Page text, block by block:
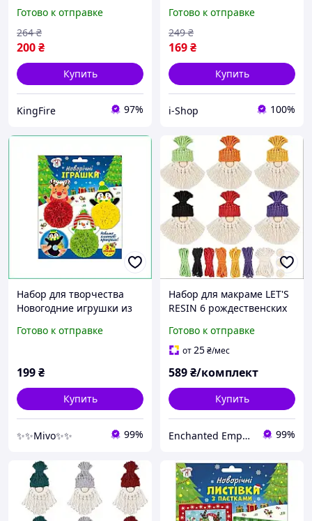
набор для творчества
самодельные открытки
FIR41_R
Готово к отправке
200₴
264 ₴
Купить
KingFire 97%
узорами для новогоднего
творчества
Готово к отправке
169₴
249 ₴
Купить
i-Shop 100%
Набор для творчества
Новогодние игрушки из
руками комплект
Готово к отправке
199₴
Купить
✨✨Mivo✨✨ 99%
Набор для макраме LET'S
RESIN 6 рождественских
DIY комплект для
творчества
Готово к отправке
от25₴/мес
589₴/комплект
Купить
Enchanted Emporium 99%